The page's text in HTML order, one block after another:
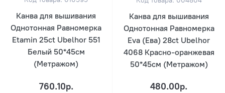
Канва для вышивания
Однотонная Равномерка
Etamin 25ct Ubelhor 551
Белый 50*45см
(Метражом)
760.10р.
Канва для вышивания
Однотонная Равномерка
Eva (Ева) 28ct Ubelhor
4068 Красно-оранжевая
50*45см (Метражом)
480.00р.